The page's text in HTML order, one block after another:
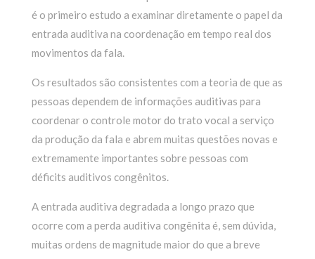
é o primeiro estudo a examinar diretamente o papel da
entrada auditiva na coordenação em tempo real dos
movimentos da fala.
Os resultados são consistentes com a teoria de que as
pessoas dependem de informações auditivas para
coordenar o controle motor do trato vocal a serviço
da produção da fala e abrem muitas questões novas e
extremamente importantes sobre pessoas com
déficits auditivos congênitos.
A entrada auditiva degradada a longo prazo que
ocorre com a perda auditiva congênita é, sem dúvida,
muitas ordens de magnitude maior do que a breve